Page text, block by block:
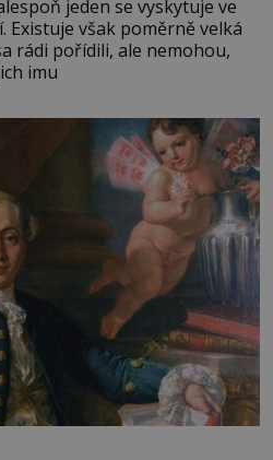
jeden se vyskytuje ve
Existuje však poměrně velká
rádi pořídili, ale nemohou,
imu